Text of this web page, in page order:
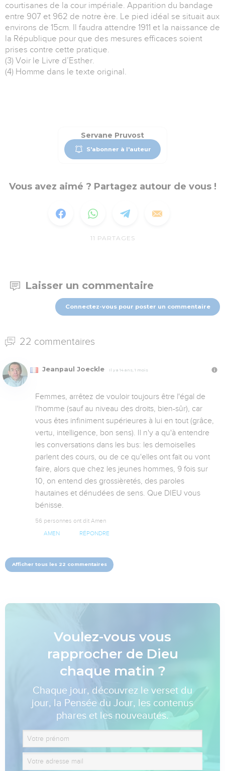
courtisanes de la cour impériale. Apparition du bandage
entre 907 et 962 de notre ère. Le pied idéal se situait aux
environs de 15cm. Il faudra attendre 1911 et la naissance de
la République pour que des mesures efficaces soient
prises contre cette pratique.
(3) Voir le Livre d’Esther.
(4) Homme dans le texte original.
Servane Pruvost
S'abonner à l'auteur
Vous avez aimé ? Partagez autour de vous !
11 PARTAGES
Laisser un commentaire
Connectez-vous pour poster un commentaire
22 commentaires
Jeanpaul Joeckle Il y a 14 ans, 1 mois
Femmes, arrêtez de vouloir toujours être l'égal de
l'homme (sauf au niveau des droits, bien-sûr), car
vous êtes infiniment supérieures à lui en tout (grâce,
vertu, intelligence, bon sens). Il n'y a qu'à entendre
les conversations dans les bus: les demoiselles
parlent des cours, ou de ce qu'elles ont fait ou vont
faire, alors que chez les jeunes hommes, 9 fois sur
10, on entend des grossièretés, des paroles
hautaines et dénudées de sens. Que DIEU vous
bénisse.
56 personnes ont dit Amen
AMEN RÉPONDRE
Afficher tous les 22 commentaires
Voulez-vous vous
rapprocher de Dieu
chaque matin ?
Chaque jour, découvrez le verset du
jour, la Pensée du Jour, les contenus
phares et les nouveautés.